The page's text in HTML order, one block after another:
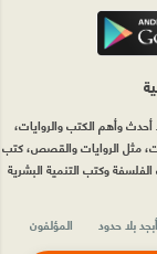
وأهم الكتب والروايات،
مثل الروايات والقصص، كتب
وكتب التنمية البشرية
بلا حدود المؤلفون